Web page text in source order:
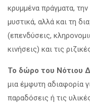
κρυμμένα πράγματα,
μυστικά, αλλά και τη
(επενδύσεις,
κινήσεις) και τις
Το δώρο του Νότιου
μια έμφυτη αδιαφορία
παραδόσεις ή τις